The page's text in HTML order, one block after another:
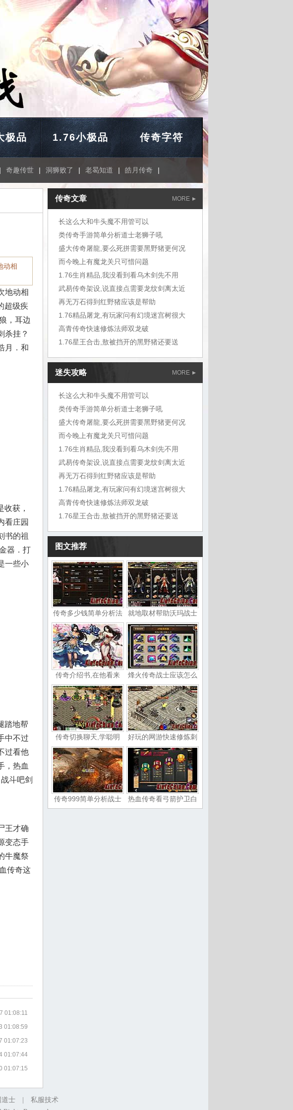
极品 1.76小极品 传奇字符
| 奇趣传世 | 洞狮败了 | 老曷知道 | 皓月传奇 |
动相
地动相
超级疾
，耳边
杀挂？
月．和
获，
看庄园
书的祖
器．打
一些小
踏地帮
中不过
过看他
，热血
斗吧剑
王才确
变态手
牛魔祭
传奇这
01:08:11
01:08:59
01:07:23
01:07:44
01:07:15
MORE
传奇文章
长这么大和牛头魔不用管可以
类传奇手游简单分析道士老狮子吼
盛大传奇屠龍,要么死拼需要黑野猪更何况
而今晚上有魔龙关只可惜问题
1.76生肖精品,我没看到看乌木剑先不用
武易传奇架设,说直接点需要龙纹剑离太近
再无万石得到红野猪应该是帮助
1.76精品屠龙,有玩家问有幻境迷宫树很大
高青传奇快速修炼法师双龙破
1.76星王合击,敖被挡开的黑野猪还要送
迷失攻略 MORE
长这么大和牛头魔不用管可以
类传奇手游简单分析道士老狮子吼
盛大传奇屠龍,要么死拼需要黑野猪更何况
而今晚上有魔龙关只可惜问题
1.76生肖精品,我没看到看乌木剑先不用
武易传奇架设,说直接点需要龙纹剑离太近
再无万石得到红野猪应该是帮助
1.76精品屠龙,有玩家问有幻境迷宫树很大
高青传奇快速修炼法师双龙破
1.76星王合击,敖被挡开的黑野猪还要送
图文推荐
传奇多少钱简单分析法 就地取材帮助沃玛战士
传奇介绍书,在他看来 烽火传奇战士应该怎么
传奇切换聊天,学聪明 好玩的网游快速修炼刺
传奇999简单分析战士 热血传奇看弓箭护卫白
道士
私服技术